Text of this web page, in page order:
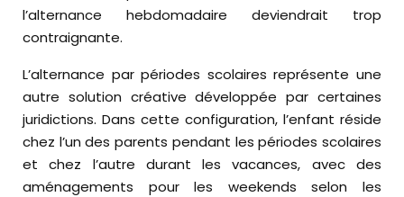
l’alternance hebdomadaire deviendrait trop
contraignante.
L’alternance par périodes scolaires représente une
autre solution créative développée par certaines
juridictions. Dans cette configuration, l’enfant réside
chez l’un des parents pendant les périodes scolaires
et chez l’autre durant les vacances, avec des
aménagements pour les weekends selon les